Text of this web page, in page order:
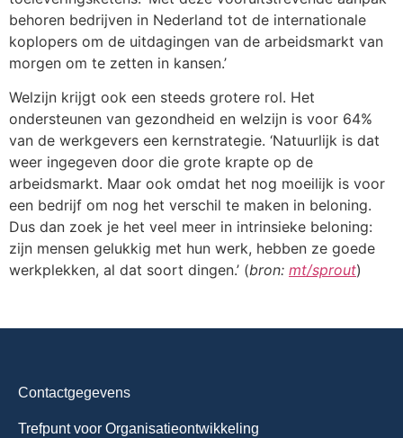
behoren bedrijven in Nederland tot de internationale
koplopers om de uitdagingen van de arbeidsmarkt van
morgen om te zetten in kansen.’
Welzijn krijgt ook een steeds grotere rol. Het
ondersteunen van gezondheid en welzijn is voor 64%
van de werkgevers een kernstrategie. ‘Natuurlijk is dat
weer ingegeven door die grote krapte op de
arbeidsmarkt. Maar ook omdat het nog moeilijk is voor
een bedrijf om nog het verschil te maken in beloning.
Dus dan zoek je het veel meer in intrinsieke beloning:
zijn mensen gelukkig met hun werk, hebben ze goede
werkplekken, al dat soort dingen.’ (bron: mt/sprout)
Contactgegevens
Trefpunt voor Organisatieontwikkeling